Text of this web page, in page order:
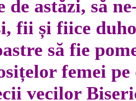
de astăzi, să
fii și fiice
să fie
femei
vecilor